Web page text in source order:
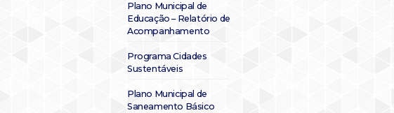
Plano Municipal de
Educação – Relatório de
Acompanhamento
Programa Cidades
Sustentáveis
Plano Municipal de
Saneamento Básico